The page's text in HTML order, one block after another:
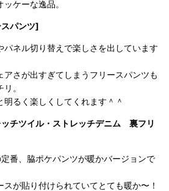
ケーな逸品。
パンツ]
パネル切り替えで楽しさを出しています
さが出すぎてしまうフリースパンツも
。
るく楽しくしてくれます＾＾
チツイル・ストレッチデニム 裏フリ
番、脇ポケパンツが暖かバージョンで
が貼り付けられていてとても暖か〜！